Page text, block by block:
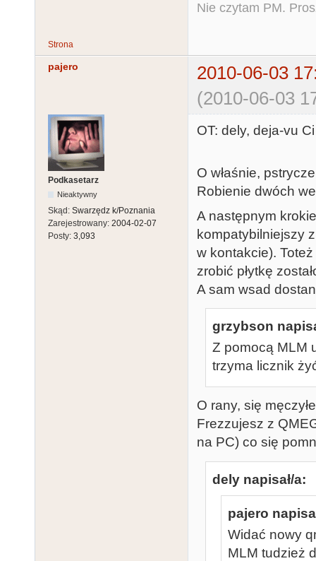
Nie czytam PM.
Strona
pajero
2010-06-03
(2010-06-03
Podkasetarz
Nieaktywny
Skąd: Swarzędz k/Poznania
Zarejestrowany: 2004-02-07
Posty: 3,093
OT: dely, deja-vu
O właśnie,
Robienie dwóch
A następnym
kompatybilniejszy
w kontakcie).
zrobić płytkę
A sam wsad
grzybson
Z pomocą MLM
trzyma licznik
O rany, się
Frezzujesz z
na PC) co się
dely napisał/a:
pajero
Widać nowy
MLM tudzież